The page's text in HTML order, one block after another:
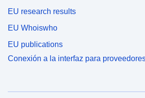
EU research results
EU Whoiswho
EU publications
Conexión a la interfaz para